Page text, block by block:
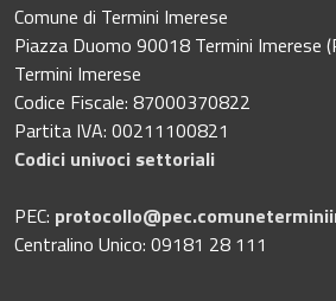
Comune di Termini Imerese
Piazza Duomo 90018 Termini Imerese
Termini Imerese
Codice Fiscale: 87000370822
Partita IVA: 00211100821
Codici univoci settoriali
PEC:
Centralino Unico: 09181 28 111